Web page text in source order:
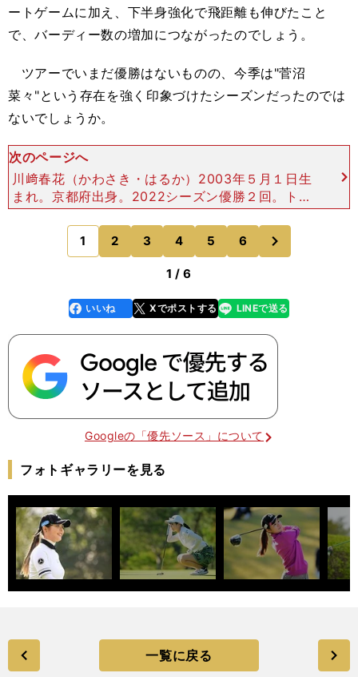
ートゲームに加え、下半身強化で飛距離も伸びたこと
で、バーディー数の増加につながったのでしょう。
ツアーでいまだ優勝はないものの、今季は"菅沼
菜々"という存在を強く印象づけたシーズンだったのでは
ないでしょうか。
次のページへ
川﨑春花（かわさき・はるか）2003年５月１日生
まれ。京都府出身。2022シーズン優勝２回。トッ
プ10入り３回。メルセデスランキング15位。賞金
ランキング８位（獲得賞金8520万8000円）。
1 2 3 4 5 6
のページへ
1 / 6
faceboo
k
いいね Xでポストする
line LINEで送る
Googleの「優先ソース」について
フォトギャラリーを見る
一覧に戻る